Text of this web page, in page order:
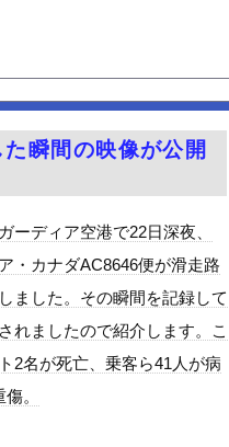
した結果『こう』...
ｗｗｗｗｗｗｗ
など計400人近...
な！
れ！
スト写真集、最高！...
瞬間の映像が公開
ーディア空港で22日深夜、
・カナダAC8646便が滑走路
ました。その瞬間を記録して
れましたので紹介します。こ
2名が死亡、乗客ら41人が病
。